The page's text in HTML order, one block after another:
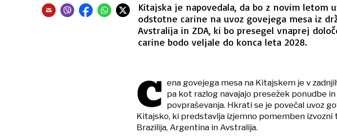
Kitajska je napovedala, da bo z novim letom
odstotne carine na uvoz govejega mesa iz
Avstralija in ZDA, ki bo presegel vnaprej
carine bodo veljale do konca leta 2028.
C ena govejega mesa na Kitajskem je v
pa kot razlog navajajo presežek ponudbe
povpraševanja. Hkrati se je povečal uvoz
Kitajsko, ki predstavlja izjemno pomemben izvozni
Brazilija, Argentina in Avstralija.